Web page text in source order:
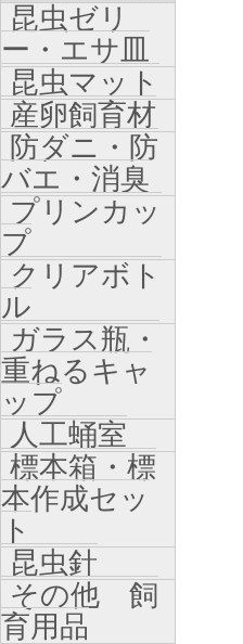
昆虫ゼリ
ー・エサ皿
昆虫マット
産卵飼育材
防ダニ・防
バエ・消臭
プリンカッ
プ
クリアボト
ル
ガラス瓶・
重ねるキャ
ップ
人工蛹室
標本箱・標
本作成セッ
ト
昆虫針
その他 飼
育用品